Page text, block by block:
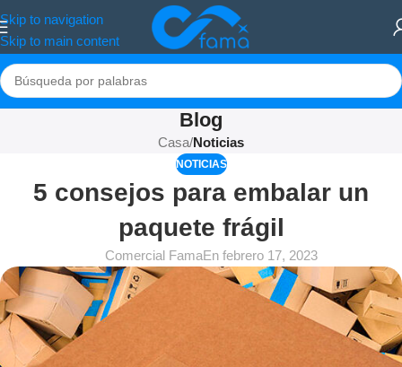
Skip to navigation
Skip to main content
Blog
Casa/Noticias
NOTICIAS
5 consejos para embalar un
paquete frágil
Comercial FamaEn febrero 17, 2023